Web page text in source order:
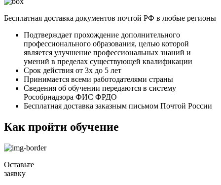
Бесплатная доставка документов почтой РФ в любые регионы
Подтверждает прохождение дополнительного
профессионального образования, целью которой
является улучшение профессиональных знаний и
умений в пределах существующей квалификации
Срок действия от 3х до 5 лет
Принимается всеми работодателями страны
Сведения об обучении передаются в систему
Рособрнадзора ФИС ФРДО
Бесплатная доставка заказным письмом Почтой России
Как пройти обучение
Оставьте
заявку